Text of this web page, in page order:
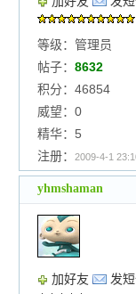
等级：管理员
帖子： 8632
积分：46854
威望：0
精华：5
注册：
2009-4-1
yhmshaman
加好友 发